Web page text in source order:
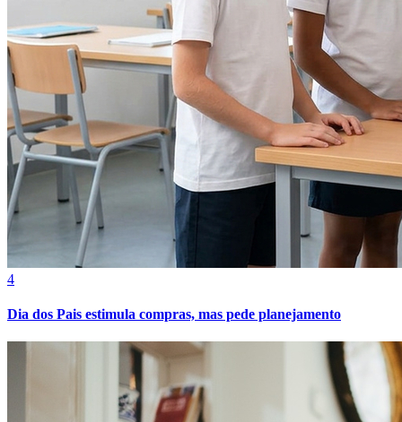
Internacional
4
Dia dos Pais estimula compras, mas pede planejamento